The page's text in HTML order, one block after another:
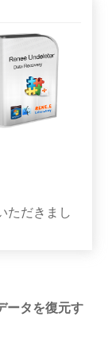
ただきまし
ータを復元す